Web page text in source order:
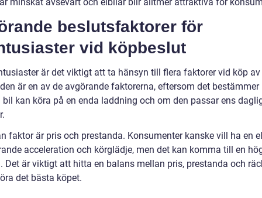
minskat avsevärt och elbilar blir alltmer attraktiva för
beslutsfaktorer för
vid köpbeslut
är det viktigt att ta hänsyn till flera faktorer vid köp av
är en av de avgörande faktorerna, eftersom det bestämmer
bil kan köra på en enda laddning och om den passar ens
faktor är pris och prestanda. Konsumenter kanske vill ha en
acceleration och körglädje, men det kan komma till en
Det är viktigt att hitta en balans mellan pris, prestanda och
det bästa köpet.